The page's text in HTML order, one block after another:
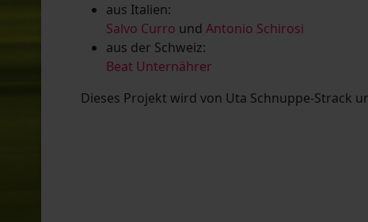
aus Italien:
Salvo Curro und Antonio Schirosi
aus der Schweiz:
Beat Unternährer
Dieses Projekt wird von Uta Schnuppe-Strack